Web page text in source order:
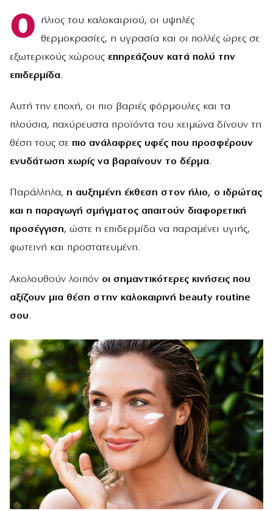
Ο
ήλιος του καλοκαιριού, οι υψηλές
θερμοκρασίες, η υγρασία και οι πολλές ώρες σε
εξωτερικούς χώρους επηρεάζουν κατά πολύ την
επιδερμίδα.
Αυτή την εποχή, οι πιο βαριές φόρμουλες και τα
πλούσια, παχύρευστα προϊόντα του χειμώνα δίνουν τη
θέση τους σε πιο ανάλαφρες υφές που προσφέρουν
ενυδάτωση χωρίς να βαραίνουν το δέρμα.
Παράλληλα, η αυξημένη έκθεση στον ήλιο, ο ιδρώτας
και η παραγωγή σμήγματος απαιτούν διαφορετική
προσέγγιση, ώστε η επιδερμίδα να παραμένει υγιής,
φωτεινή και προστατευμένη.
Ακολουθούν λοιπόν οι σημαντικότερες κινήσεις που
αξίζουν μια θέση στην καλοκαιρινή beauty routine
σου.